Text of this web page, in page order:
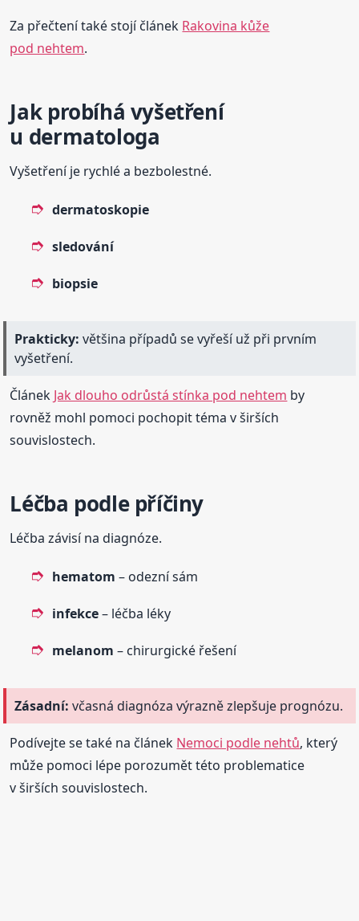
Za přečtení také stojí článek Rakovina kůže
pod nehtem.
Jak probíhá vyšetření
u dermatologa
Vyšetření je rychlé a bezbolestné.
dermatoskopie
sledování
biopsie
Prakticky: většina případů se vyřeší už při prvním
vyšetření.
Článek Jak dlouho odrůstá stínka pod nehtem by
rovněž mohl pomoci pochopit téma v širších
souvislostech.
Léčba podle příčiny
Léčba závisí na diagnóze.
hematom – odezní sám
infekce– léčba léky
melanom – chirurgické řešení
Zásadní: včasná diagnóza výrazně zlepšuje prognózu.
Podívejte se také na článek Nemoci podle nehtů, který
může pomoci lépe porozumět této problematice
v širších souvislostech.